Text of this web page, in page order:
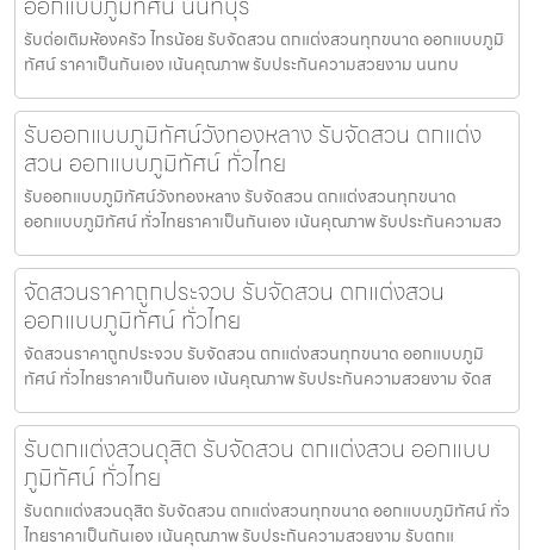
รับต่อเติมห้องครัว ไทรน้อย รับจัดสวน ตกแต่งสวนทุกขนาด ออกแบบภูมิ
ทัศน์ ราคาเป็นกันเอง เน้นคุณภาพ รับประกันความสวยงาม นนทบ
รับออกแบบภูมิทัศน์วังทองหลาง รับจัดสวน ตกแต่ง
สวน ออกแบบภูมิทัศน์ ทั่วไทย
รับออกแบบภูมิทัศน์วังทองหลาง รับจัดสวน ตกแต่งสวนทุกขนาด
ออกแบบภูมิทัศน์ ทั่วไทยราคาเป็นกันเอง เน้นคุณภาพ รับประกันความสว
จัดสวนราคาถูกประจวบ รับจัดสวน ตกแต่งสวน
ออกแบบภูมิทัศน์ ทั่วไทย
จัดสวนราคาถูกประจวบ รับจัดสวน ตกแต่งสวนทุกขนาด ออกแบบภูมิ
ทัศน์ ทั่วไทยราคาเป็นกันเอง เน้นคุณภาพ รับประกันความสวยงาม จัดส
รับตกแต่งสวนดุสิต รับจัดสวน ตกแต่งสวน ออกแบบ
ภูมิทัศน์ ทั่วไทย
รับตกแต่งสวนดุสิต รับจัดสวน ตกแต่งสวนทุกขนาด ออกแบบภูมิทัศน์ ทั่ว
ไทยราคาเป็นกันเอง เน้นคุณภาพ รับประกันความสวยงาม รับตกแ